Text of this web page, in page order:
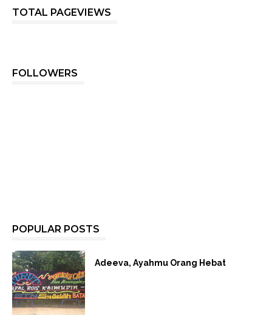
TOTAL PAGEVIEWS
FOLLOWERS
POPULAR POSTS
Adeeva, Ayahmu Orang Hebat